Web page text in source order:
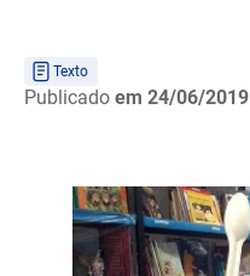
Texto
Publicado em 24/06/2019